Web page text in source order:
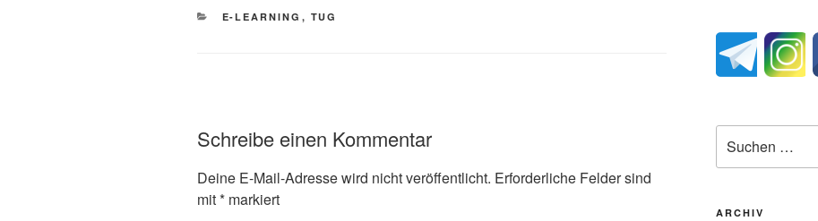
KATEGORIEN
E-LEARNING , TUG
Schreibe einen Kommentar
Deine E-Mail-Adresse wird nicht veröffentlicht. Erforderliche Felder sind
mit* markiert
nach:
ARCHIV